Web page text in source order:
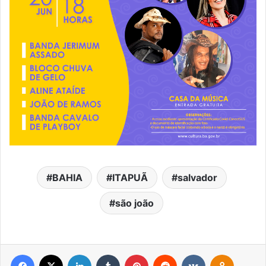
BAHIA ITAPUÃ salvador
são joão
Facebook Linkedin Tumblr Pinterest Reddit VK